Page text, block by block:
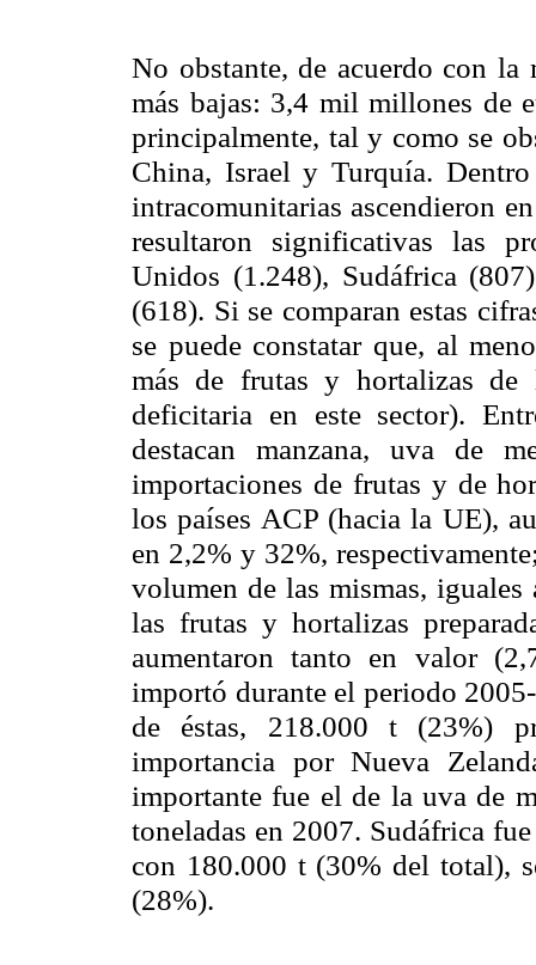
No obstante, de acuerdo con la
más bajas: 3,4 mil millones de
principalmente, tal y como se
China, Israel y Turquía.
intracomunitarias ascendieron
resultaron significativas las
Unidos (1.248), Sudáfrica
(618). Si se comparan estas
se puede constatar que, al
más de frutas y hortalizas de
deficitaria en este sector).
destacan manzana, uva de
importaciones de frutas y de
los países ACP (haciala UE),
en 2,2% y 32%,
volumen de las mismas,
las frutas y hortalizas
aumentaron tanto en valor
importó durante el periodo
de éstas, 218.000 t (23%)
importancia por Nueva
importante fue el de la uva de
toneladas en 2007. Sudáfrica
con 180.000 t (30% del total),
(28%).